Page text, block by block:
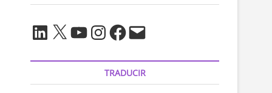
LinkedIn
X YouTubeInstagram
Facebook
Correo
electrónico
TRADUCIR